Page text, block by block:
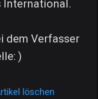
International.
dem Verfasser
)
löschen